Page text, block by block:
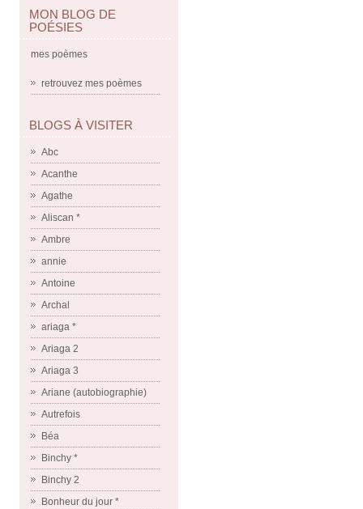
MON BLOG DE
POÉSIES
mes poèmes
retrouvez mes poèmes
BLOGS À VISITER
Abc
Acanthe
Agathe
Aliscan *
Ambre
annie
Antoine
Archal
ariaga *
Ariaga 2
Ariaga 3
Ariane (autobiographie)
Autrefois
Béa
Binchy *
Binchy 2
Bonheur du jour *